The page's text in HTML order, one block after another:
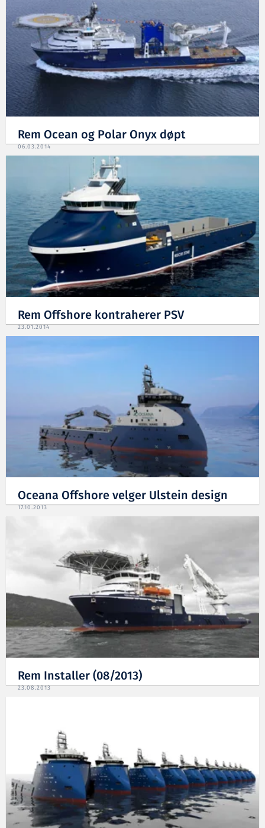
Rem Ocean og Polar Onyx døpt
06.03.2014
Rem Offshore kontraherer PSV
23.01.2014
Oceana Offshore velger Ulstein design
17.10.2013
Rem Installer (08/2013)
23.08.2013